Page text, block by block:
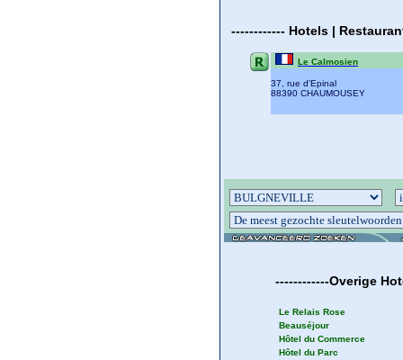
------------ Hotels |
Le Calmosien
37, rue d'Epinal
88390 CHAUMOUSEY
------------Overige
Le Relais Rose
Beauséjour
Hôtel du Commerce
Hôtel du Parc